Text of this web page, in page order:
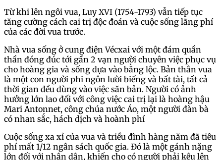
Từ khi lên ngôi vua, Luy XVI (1754-1793) vẫn tiếp tục
tăng cường cách cai trị độc đoán và cuộc sống lãng phí
của các đời vua trước.
Nhà vua sống ở cung điện Vécxai với một đám quần
thần đóng đúc tới gần 2 vạn người chuyên việc phục vụ
cho hoàng gia và sống dựa vào bằng lộc. Bản thân vua
là một con người phi ngôn lười biếng và bất tài, tất cả
thời gian đều dùng vào việc săn bản. Người có ảnh
hưởng lớn lao đối với công việc cai trị lại là hoàng hậu
Mari Antonnet, công chúa nước Áo, một người đàn bà
có nhan sắc, hách dịch và hoành phí
Cuộc sống xa xỉ của vua và triều đình hàng năm đã tiêu
phí mất 1/12 ngân sách quốc gia. Đó là một gánh nặng
lớn đối với nhân dân, khiến cho có người phải kêu lên